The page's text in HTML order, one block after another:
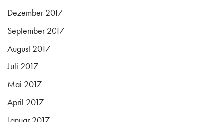
Dezember 2017
September 2017
August 2017
Juli 2017
Mai 2017
April 2017
Januar 2017